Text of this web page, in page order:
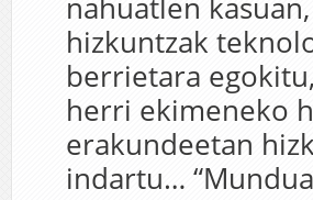
nahuatlen kasuan,
hizkuntzak
berrietara egokitu,
herri ekimeneko
erakundeetan
indartu…